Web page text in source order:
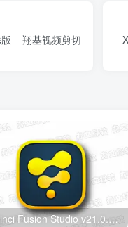
– 翔基视频剪切
DaVinci Fusion Studio v21.0.4 中文直装版 – 动画特效合成软件